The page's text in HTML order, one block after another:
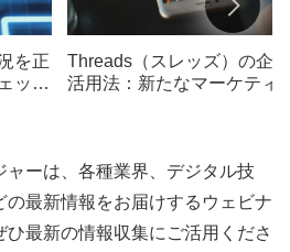
を正
ック
Threads（スレッズ）の企業
活用法：新たなマーケティ
ャーは、各種業界、デジタル技
最新情報をお届けするウェビナ
最新の情報収集にご活用くださ